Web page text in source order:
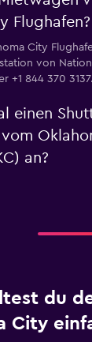
Flughafen?
City
von
+1 844 370 3137.
einen
an?
du
City